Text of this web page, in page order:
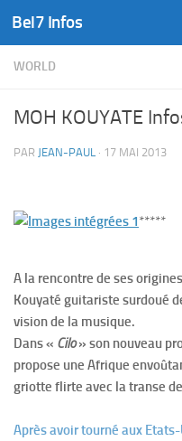
Skip to content
Bel7 Infos
WORLD
MOH KOUYATE
PAR JEAN-PAUL · 17 MAI 2013
*****
A la rencontre de ses
Kouyaté guitariste surdoué
vision de la musique.
Dans « Cilo» son nouveau
propose une Afrique
griotte flirte avec la transe
Après avoir tourné aux